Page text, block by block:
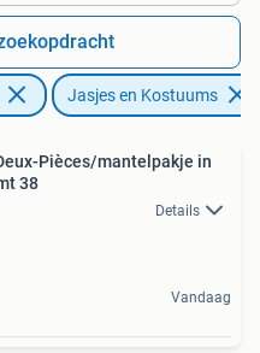
Jasjes en Kostuums
Pièces/mantelpakje in
38
Details
Vandaag